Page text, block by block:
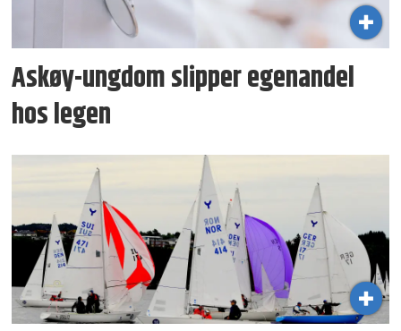
Askøy-ungdom slipper egenandel
hos legen